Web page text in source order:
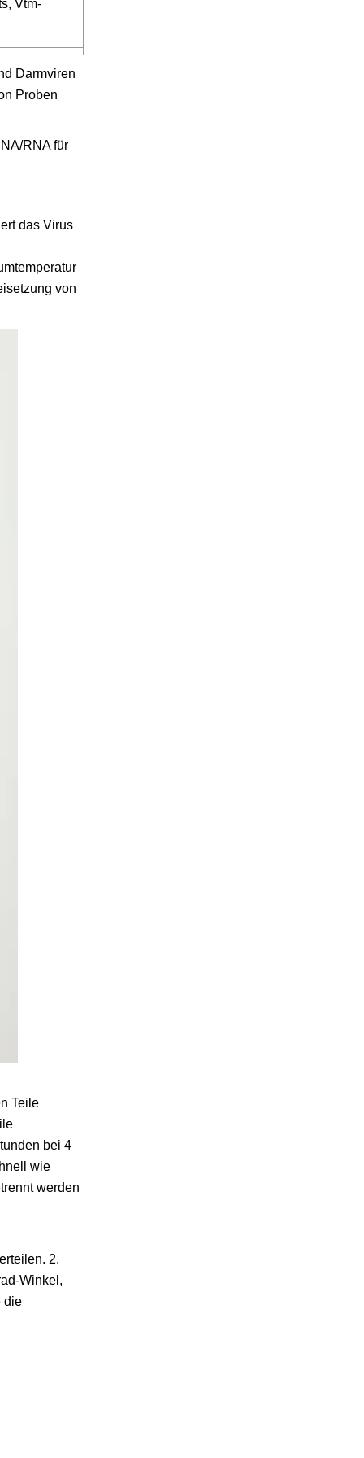
Vtm-
Darmviren
Proben
RNA für
das Virus
von
Teile
bei 4
wie
werden
2.
Winkel,
die